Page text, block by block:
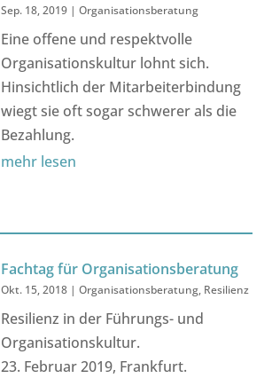
Sep. 18, 2019 |Organisationsberatung
Eine offene und respektvolle
Organisationskultur lohnt sich.
Hinsichtlich der Mitarbeiterbindung
wiegt sie oft sogar schwerer als die
Bezahlung.
mehr lesen
Fachtag für Organisationsberatung
Okt. 15, 2018 |Organisationsberatung, Resilienz
Resilienz in der Führungs- und
Organisationskultur.
23. Februar 2019, Frankfurt.